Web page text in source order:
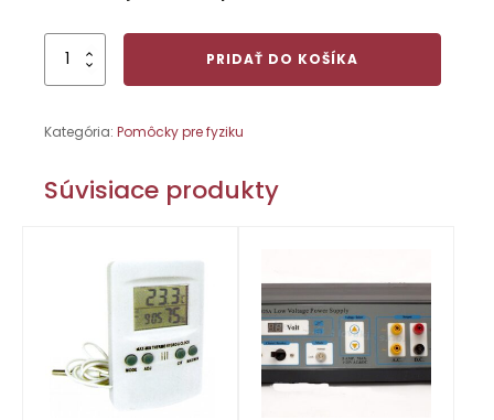
množstvo
Adaptér
váhe
PRIDAŤ DO KOŠÍKA
Kategória: Pomôcky pre fyziku
Súvisiace produkty